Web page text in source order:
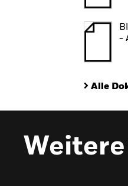
-
Alle